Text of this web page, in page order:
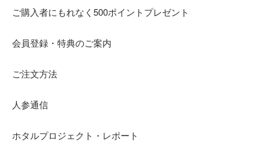
ご購入者にもれなく500ポイントプレゼント
会員登録・特典のご案内
ご注文方法
人参通信
ホタルプロジェクト・レポート